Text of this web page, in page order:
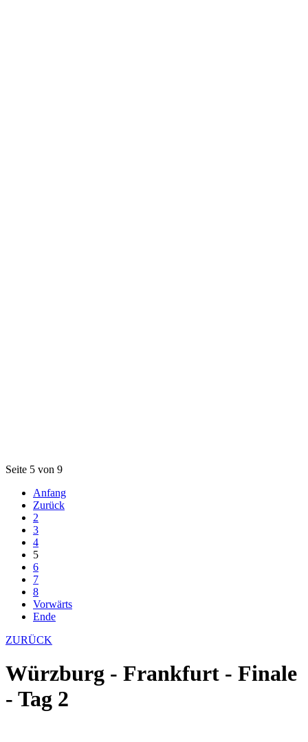
Seite 5 von 9
Anfang
Zurück
2
3
4
5
6
7
8
Vorwärts
Ende
ZURÜCK
Würzburg - Frankfurt - Finale
- Tag 2